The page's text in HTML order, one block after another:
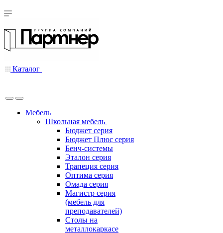
Каталог
Мебель
Школьная мебель
Бюджет серия
Бюджет Плюс серия
Бенч-системы
Эталон серия
Трапеция серия
Оптима серия
Омада серия
Магистр серия
(мебель для
преподавателей)
Столы на
металлокаркасе